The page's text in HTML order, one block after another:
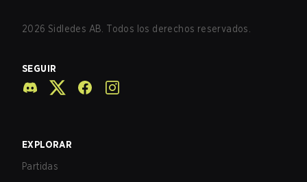
2026 Sidledes AB. Todos los derechos reservados.
SEGUIR
EXPLORAR
Partidas